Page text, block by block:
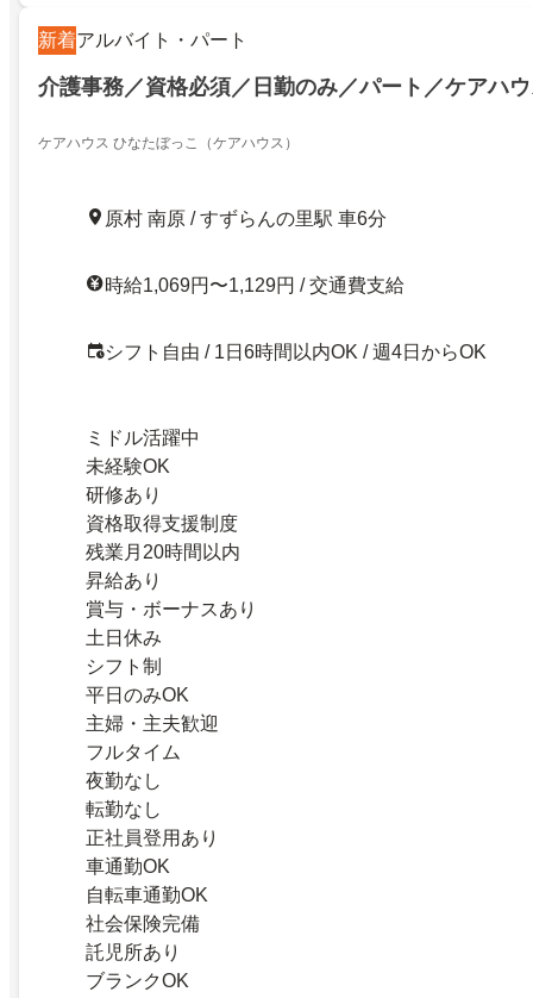
新着アルバイト・パート
介護事務／資格必須／日勤のみ／パート／ケアハ
ケアハウス ひなたぼっこ（ケアハウス）
原村 南原 / すずらんの里駅 車6分
時給1,069円〜1,129円 / 交通費支給
シフト自由 / 1日6時間以内OK / 週4日からOK
ミドル活躍中
未経験OK
研修あり
資格取得支援制度
残業月20時間以内
昇給あり
賞与・ボーナスあり
土日休み
シフト制
平日のみOK
主婦・主夫歓迎
フルタイム
夜勤なし
転勤なし
正社員登用あり
車通勤OK
自転車通勤OK
社会保険完備
託児所あり
ブランクOK